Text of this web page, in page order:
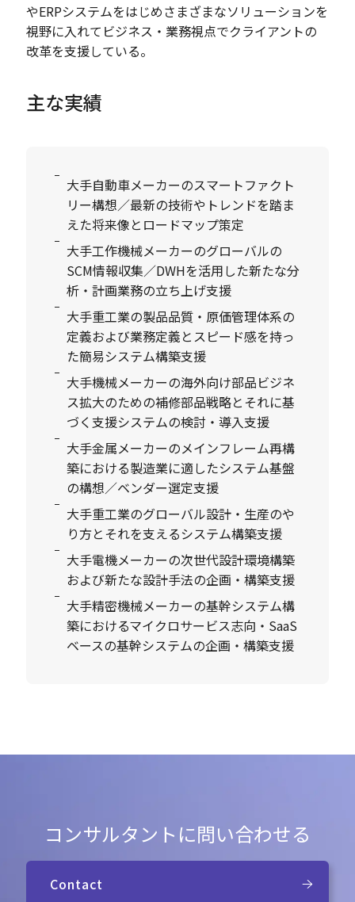
やERPシステムをはじめさまざまなソリューションを
視野に入れてビジネス・業務視点でクライアントの
改革を支援している。
主な実績
大手自動車メーカーのスマートファクト
リー構想／最新の技術やトレンドを踏ま
えた将来像とロードマップ策定
大手工作機械メーカーのグローバルの
SCM情報収集／DWHを活用した新たな分
析・計画業務の立ち上げ支援
大手重工業の製品品質・原価管理体系の
定義および業務定義とスピード感を持っ
た簡易システム構築支援
大手機械メーカーの海外向け部品ビジネ
ス拡大のための補修部品戦略とそれに基
づく支援システムの検討・導入支援
大手金属メーカーのメインフレーム再構
築における製造業に適したシステム基盤
の構想／ベンダー選定支援
大手重工業のグローバル設計・生産のや
り方とそれを支えるシステム構築支援
大手電機メーカーの次世代設計環境構築
および新たな設計手法の企画・構築支援
大手精密機械メーカーの基幹システム構
築におけるマイクロサービス志向・SaaS
ベースの基幹システムの企画・構築支援
コンサルタントに問い合わせる
Contact